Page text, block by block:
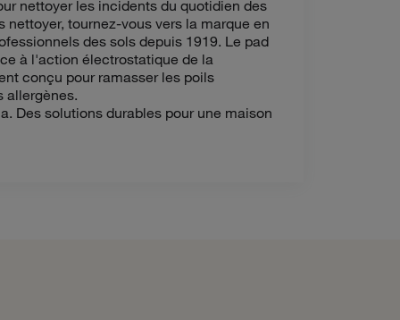
nettoyer les incidents du quotidien des
nettoyer, tournez-vous vers la marque en
des sols depuis 1919. Le pad
à l'action électrostatique de la
conçu pour ramasser les poils
allergènes.
Des solutions durables pour une maison